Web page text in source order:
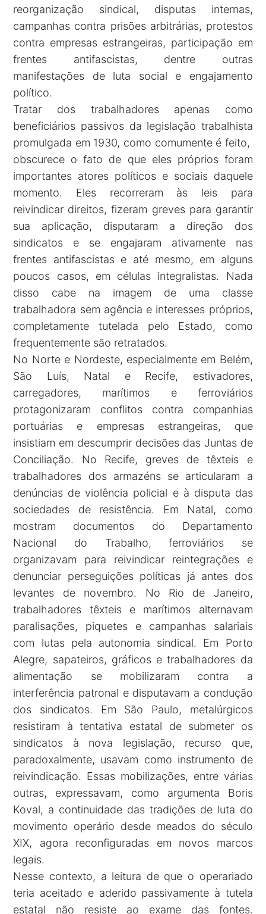
reorganização sindical, disputas internas,
campanhas contra prisões arbitrárias, protestos
contra empresas estrangeiras, participação em
frentes antifascistas, dentre outras
manifestações de luta social e engajamento
político.
Tratar dos trabalhadores apenas como
beneficiários passivos da legislação trabalhista
promulgada em 1930, como comumente é feito,
obscurece o fato de que eles próprios foram
importantes atores políticos e sociais daquele
momento. Eles recorreram às leis para
reivindicar direitos, fizeram greves para garantir
sua aplicação, disputaram a direção dos
sindicatos e se engajaram ativamente nas
frentes antifascistas e até mesmo, em alguns
poucos casos, em células integralistas. Nada
disso cabe na imagem de uma classe
trabalhadora sem agência e interesses próprios,
completamente tutelada pelo Estado, como
frequentemente são retratados.
No Norte e Nordeste, especialmente em Belém,
São Luís, Natal e Recife, estivadores,
carregadores, marítimos e ferroviários
protagonizaram conflitos contra companhias
portuárias e empresas estrangeiras, que
insistiam em descumprir decisões das Juntas de
Conciliação. No Recife, greves de têxteis e
trabalhadores dos armazéns se articularam a
denúncias de violência policial e à disputa das
sociedades de resistência. Em Natal, como
mostram documentos do Departamento
Nacional do Trabalho, ferroviários se
organizavam para reivindicar reintegrações e
denunciar perseguições políticas já antes dos
levantes de novembro. No Rio de Janeiro,
trabalhadores têxteis e marítimos alternavam
paralisações, piquetes e campanhas salariais
com lutas pela autonomia sindical. Em Porto
Alegre, sapateiros, gráficos e trabalhadores da
alimentação se mobilizaram contra a
interferência patronal e disputavam a condução
dos sindicatos. Em São Paulo, metalúrgicos
resistiram à tentativa estatal de submeter os
sindicatos à nova legislação, recurso que,
paradoxalmente, usavam como instrumento de
reivindicação. Essas mobilizações, entre várias
outras, expressavam, como argumenta Boris
Koval, a continuidade das tradições de luta do
movimento operário desde meados do século
XIX, agora reconfiguradas em novos marcos
legais.
Nesse contexto, a leitura de que o operariado
teria aceitado e aderido passivamente à tutela
estatal não resiste ao exame das fontes.